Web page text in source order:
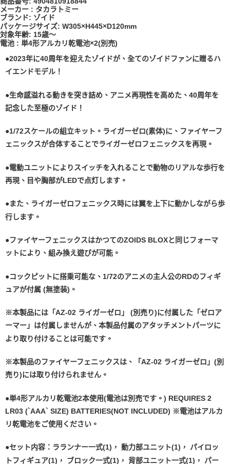
メーカー : タカラトミー
ブランド: ゾイド
パッケージサイズ: W305×H445×D120mm
対象年齢: 15歳～
電池 : 単4形アルカリ乾電池×2(別売)
●2023年に40周年を迎えたゾイドが、全てのゾイドファンに贈るハ
イエンドモデル！
●生命感溢れる動きを突き詰め、アニメ再現性を高めた、40周年を
記念した至極のゾイド！
●1/72スケールの組立キット。ライガーゼロ(素体)に、ファイヤーフ
ェニックスが合体することでライガーゼロフェニックスを再現。
●電動ユニットによりスイッチを入れることで動物のリアルな歩行を
再現、目や胸部がLEDで点灯します。
●また、ライガーゼロフェニックス時には翼を上下に動かしながら歩
行します。
●ファイヤーフェニックスはかつてのZOIDS BLOXと同じフォーマ
ットにより、組み換え遊びが可能。
●コックピットに搭乗可能な、1/72のアニメの主人公のRDのフィギ
ュアが付属 (無塗装)。
※本製品には「AZ-02 ライガーゼロ」 (別売り)に付属した「ゼロア
ーマー」は付属しませんが、本製品付属のアタッチメントパーツに
より取り付けることは可能です。
※本製品のファイヤーフェニックスは、「AZ-02 ライガーゼロ」(別
売り)には取り付けられません。
●単4形アルカリ乾電池2本使用(電池は別売です。) REQUIRES 2
LR03 (`AAA` SIZE) BATTERIES(NOT INCLUDED) ※電池はアルカ
リ乾電池をご使用ください。
●セット内容：ラランナー一式(1)， 動力部ユニット(1)， パイロッ
トフィギュア(1)， ブロック一式(1)， 背部ユニット一式(1)， パー